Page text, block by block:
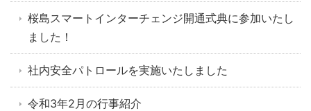
桜島スマートインターチェンジ開通式典に参加いたし
ました！
社内安全パトロールを実施いたしました
令和3年2月の行事紹介